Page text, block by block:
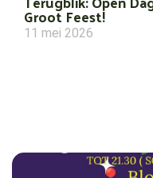
Groot Feest!
11 mei 2026